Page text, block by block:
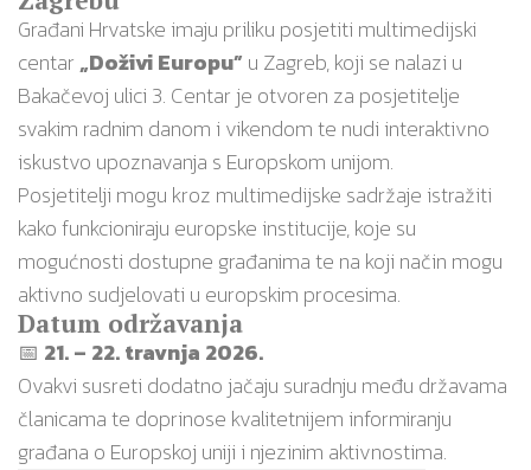
Građani Hrvatske imaju priliku posjetiti multimedijski
centar „Doživi Europu” u Zagreb, koji se nalazi u
Bakačevoj ulici 3. Centar je otvoren za posjetitelje
svakim radnim danom i vikendom te nudi interaktivno
iskustvo upoznavanja s Europskom unijom.
Posjetitelji mogu kroz multimedijske sadržaje istražiti
kako funkcioniraju europske institucije, koje su
mogućnosti dostupne građanima te na koji način mogu
aktivno sudjelovati u europskim procesima.
Datum održavanja
📅 21. – 22. travnja 2026.
Ovakvi susreti dodatno jačaju suradnju među državama
članicama te doprinose kvalitetnijem informiranju
građana o Europskoj uniji i njezinim aktivnostima.